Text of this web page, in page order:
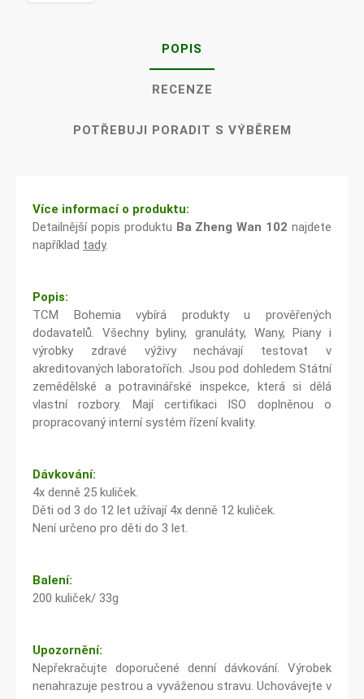
POPIS
RECENZE
POTŘEBUJI PORADIT S VÝBĚREM
Více informací o produktu:
Detailnější popis produktu Ba Zheng Wan 102 najdete
například tady.
Popis:
TCM Bohemia vybírá produkty u prověřených
dodavatelů. Všechny byliny, granuláty, Wany, Piany i
výrobky zdravé výživy nechávají testovat v
akreditovaných laboratořích. Jsou pod dohledem Státní
zemědělské a potravinářské inspekce, která si dělá
vlastní rozbory. Mají certifikaci ISO doplněnou o
propracovaný interní systém řízení kvality.
Dávkování:
4x denně 25 kuliček.
Děti od 3 do 12 let užívají 4x denně 12 kuliček.
Není určeno pro děti do 3 let.
Balení:
200 kuliček/ 33g
Upozornění:
Nepřekračujte doporučené denní dávkování. Výrobek
nenahrazuje pestrou a vyváženou stravu. Uchovávejte v